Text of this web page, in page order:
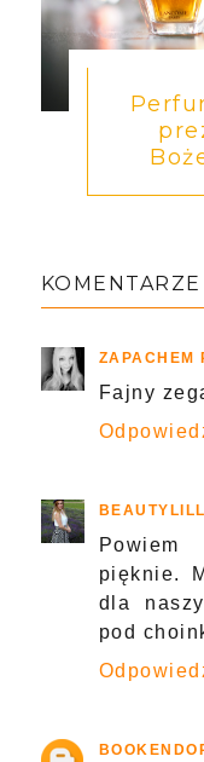
KOMENTARZE
ZAPACHEM
Fajny
pięknie.
dla
pod